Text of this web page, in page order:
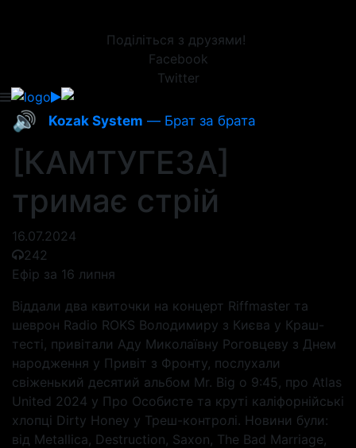
Поділіться з друзями!
Facebook
Twitter
🔊 Kozak System — Брат за брата
[КАМТУГЕЗА]
тримає стрій
16.07.2024
242
Ефір за 16 липня
Віддали два квиточки на концерт Riffmaster та
шеврон Radio ROKS Володимиру з Києва у Краш-
тесті, привітали Аду Миколаївну Роговцеву з Днем
народження у Привіт з Фронту, послухали
свіженький десятий альбом Mr. Big о 9:45, про Atlas
United 2024 у Про Особисте та круті каліфорнійські
хлопці Dirty Honey у Треш-контролі. Новини були:
від Metallica, Destruction, Saxon, The Bad Marriage,